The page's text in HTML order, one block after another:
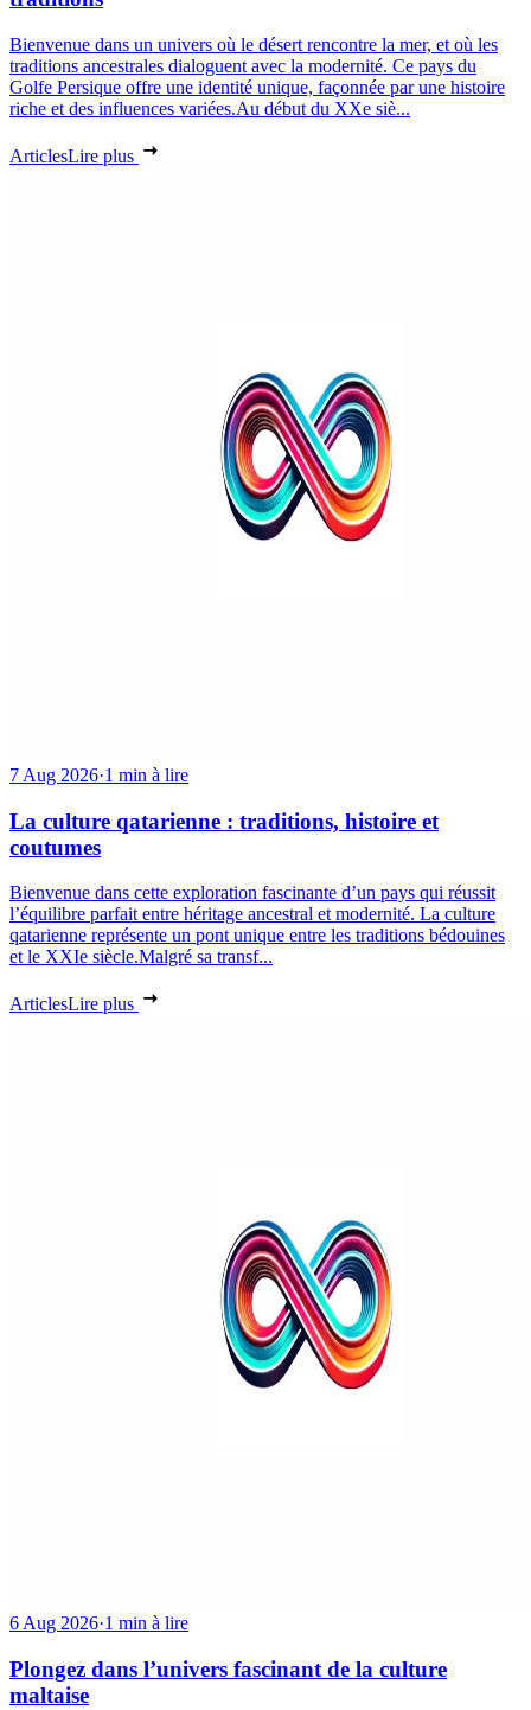
Bienvenue dans un univers où le désert rencontre la mer, et où les
traditions ancestrales dialoguent avec la modernité. Ce pays du
Golfe Persique offre une identité unique, façonnée par une histoire
riche et des influences variées.Au début du XXe siè...
ArticlesLire plus
7 Aug 2026·1 min à lire
La culture qatarienne : traditions, histoire et
coutumes
Bienvenue dans cette exploration fascinante d’un pays qui réussit
l’équilibre parfait entre héritage ancestral et modernité. La culture
qatarienne représente un pont unique entre les traditions bédouines
et le XXIe siècle.Malgré sa transf...
ArticlesLire plus
6 Aug 2026·1 min à lire
Plongez dans l’univers fascinant de la culture
maltaise